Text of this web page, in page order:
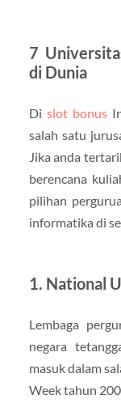
7
di Dunia
Di slot bonus
salah satu
Jika anda
berencana
pilihan
informatika di
1. National
Lembaga
negara
masuk dalam
Week tahun